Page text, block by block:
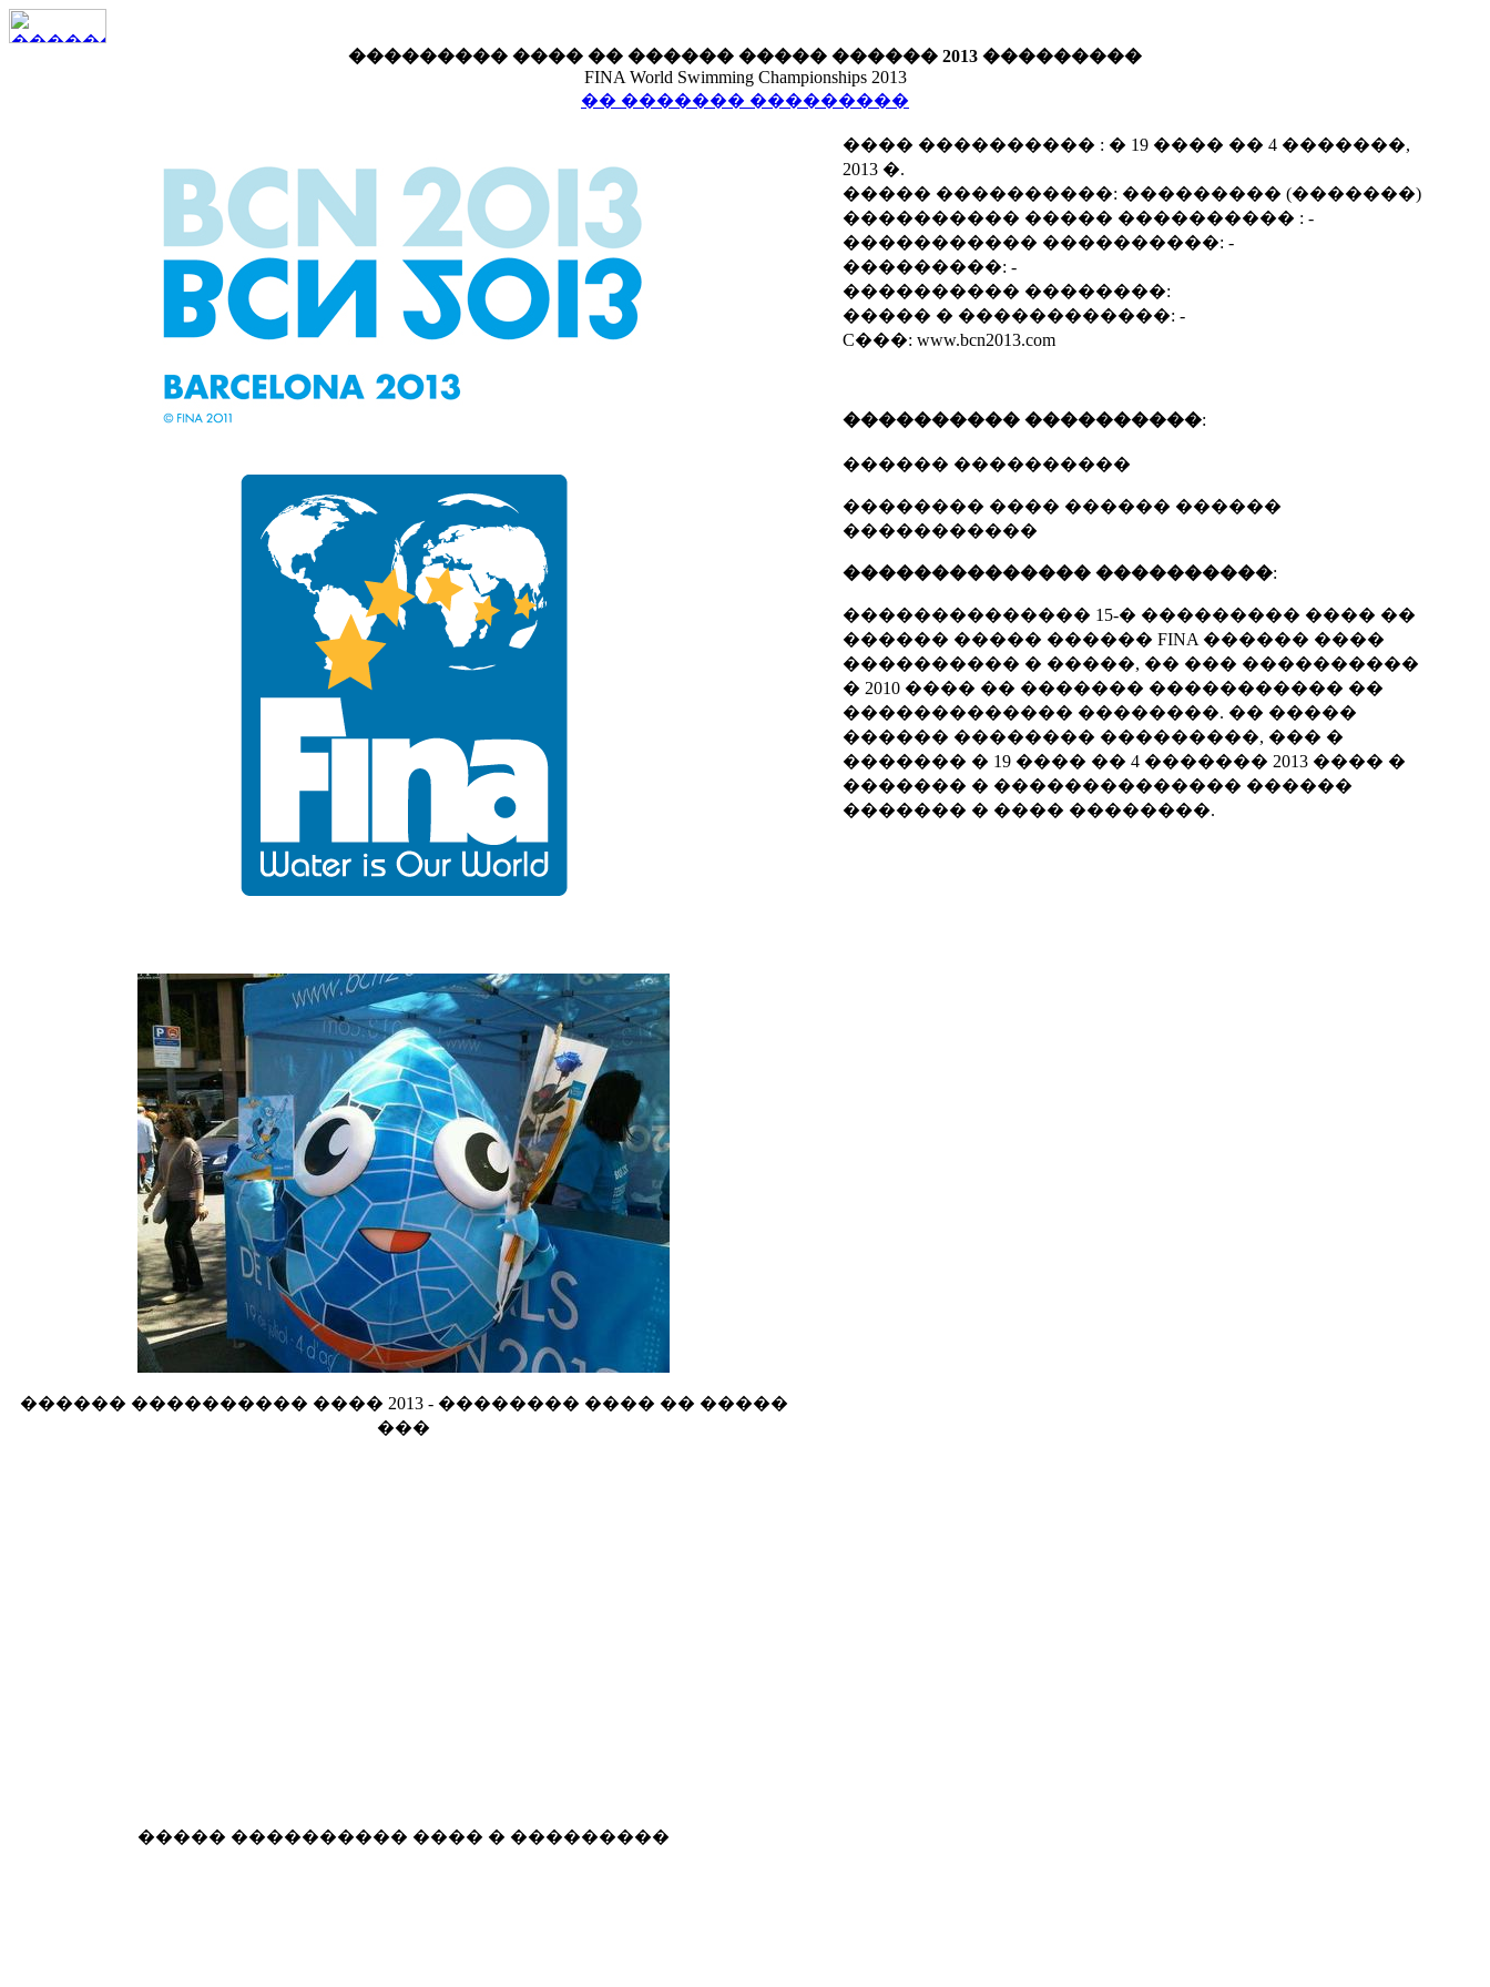
��������� ���� �� ������ ����� ������ 2013 ���������
FINA World Swimming Championships 2013
�� ������� ���������
������ ���������� ���� 2013 - �������� ���� �� �����
���
����� ���������� ���� � ���������
���� ���������� : � 19 ���� �� 4 �������,
2013 �.
����� ����������: ��������� (�������)
���������� ����� ���������� : -
����������� ����������: -
���������: -
���������� ��������:
����� � ������������: -
C���: www.bcn2013.com
���������� ����������:
������ ����������
�������� ���� ������ ������
�����������
�������������� ����������:
�������������� 15-� ��������� ���� ��
������ ����� ������ FINA ������ ����
���������� � �����, �� ��� ����������
� 2010 ���� �� ������� ����������� ��
������������� ��������. �� �����
������ �������� ���������, ��� �
������� � 19 ���� �� 4 ������� 2013 ���� �
������� � �������������� ������
������� � ���� ��������.